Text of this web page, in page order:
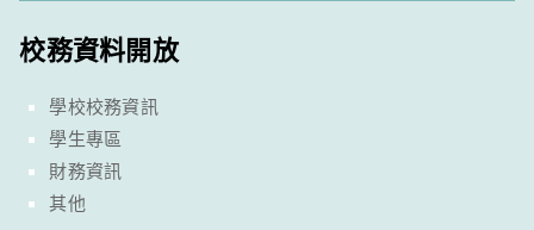
校務資料開放
學校校務資訊
學生專區
財務資訊
其他